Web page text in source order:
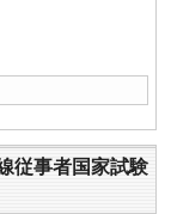
従事者国家試験